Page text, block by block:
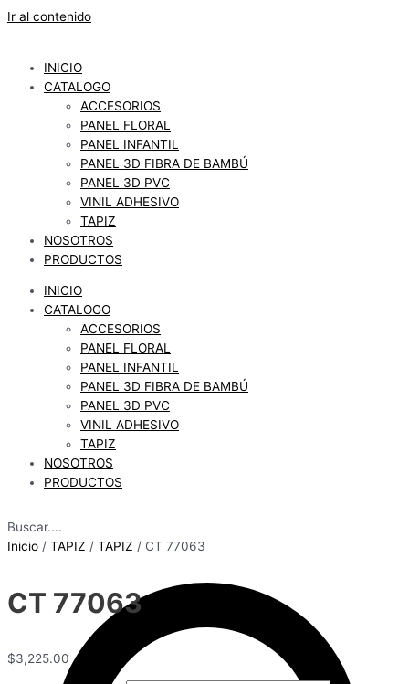
Ir al contenido
INICIO
CATALOGO
ACCESORIOS
PANEL FLORAL
PANEL INFANTIL
PANEL 3D FIBRA DE BAMBÚ
PANEL 3D PVC
VINIL ADHESIVO
TAPIZ
NOSOTROS
PRODUCTOS
INICIO
CATALOGO
ACCESORIOS
PANEL FLORAL
PANEL INFANTIL
PANEL 3D FIBRA DE BAMBÚ
PANEL 3D PVC
VINIL ADHESIVO
TAPIZ
NOSOTROS
PRODUCTOS
Buscar....
Inicio / TAPIZ / TAPIZ / CT 77063
CT 77063
$3,225.00